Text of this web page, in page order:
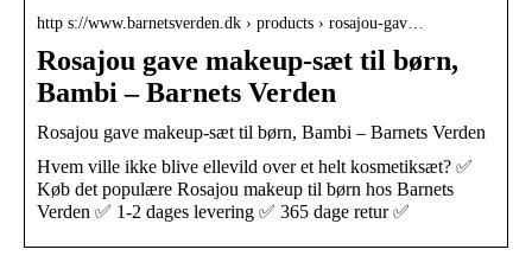
http s://www.barnetsverden.dk › products › rosajou-gav…
Rosajou gave makeup-sæt til børn,
Bambi – Barnets Verden
Rosajou gave makeup-sæt til børn, Bambi – Barnets Verden
Hvem ville ikke blive ellevild over et helt kosmetiksæt? ✅
Køb det populære Rosajou makeup til børn hos Barnets
Verden ✅ 1-2 dages levering ✅ 365 dage retur ✅